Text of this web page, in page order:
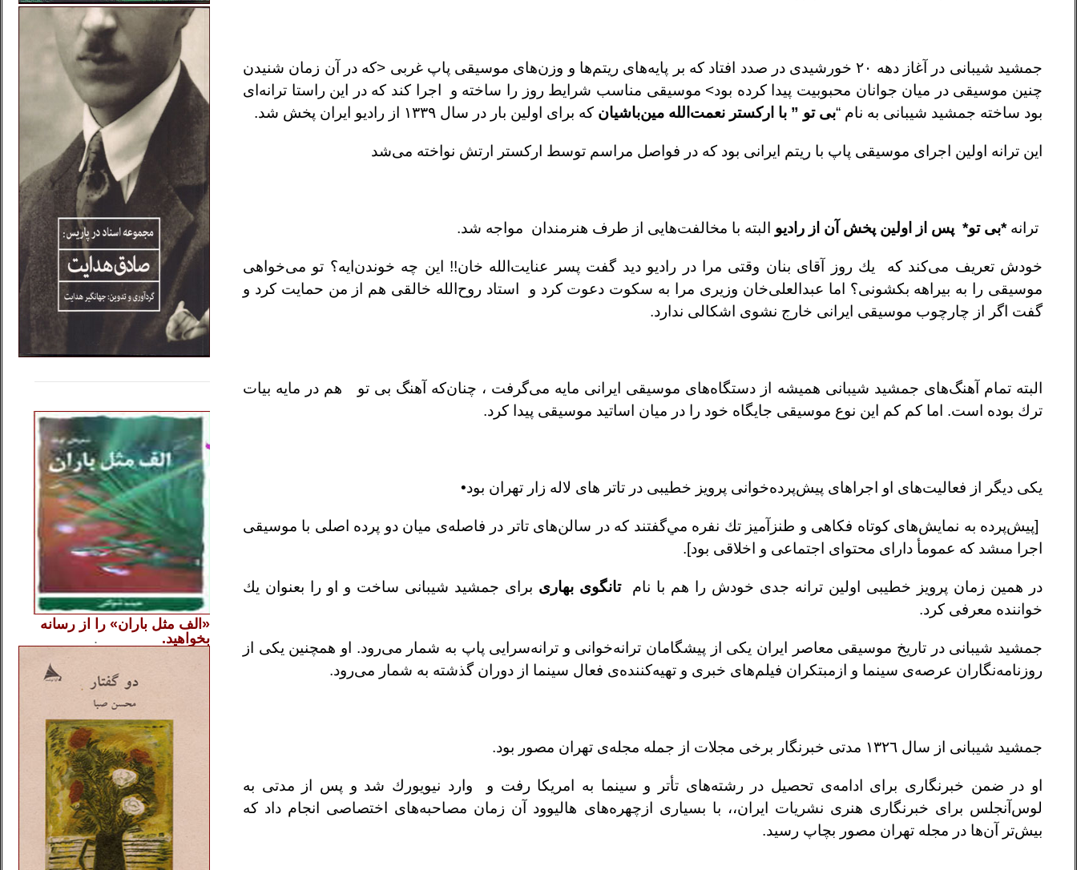
جمشيد شيبانى در آغاز دهه ٢٠ خورشيدى در صدد افتاد كه بر پايه‌هاى ريتم‌ها و وزن‌هاى موسيقى پاپ غربى <كه در آن زمان شنيدن
چنين موسيقى در ميان جوانان محبوبيت پيدا كرده بود> موسيقى مناسب شرايط روز را ساخته و اجرا كند كه در اين راستا ترانه‌اى
بود ساخته جمشيد شيبانى به نام “بى تو ” با اركستر نعمت‌الله مين‌باشيان كه براى اولين بار در سال ١٣٣٩ از راديو ايران پخش شد.
اين ترانه اولين اجراى موسيقى پاپ با ريتم ايرانى بود كه در فواصل مراسم توسط اركستر ارتش نواخته مى‌شد
ترانه*بى تو* پس از اولين پخش آن از راديو البته با مخالفت‌هايى از طرف هنرمندان مواجه شد.
خودش تعريف مى‌كند كه يك روز آقاى بنان وقتى مرا در راديو ديد گفت پسر عنايت‌الله خان!! اين چه خوندن‌ايه؟ تو مى‌خواهى
موسيقى را به بيراهه بكشونى؟ اما عبدالعلى‌خان وزيرى مرا به سكوت دعوت كرد و استاد روح‌الله خالقى هم از من حمايت كرد و
گفت اگر از چارچوب موسيقى ايرانی خارج نشوى اشكالى ندارد.
البته تمام آهنگ‌هاى جمشيد شيبانى هميشه از دستگاه‌هاى موسيقى ايرانى مايه مى‌گرفت ، چنان‌كه آهنگ بى تو هم در مايه بيات
ترك بوده است. اما كم كم اين نوع موسيقى جايگاه خود را در ميان اساتيد موسيقى پيدا كرد.
يكى ديگر از فعاليت‌هاى او اجراهاى پيش‌پرده‌خوانى پرويز خطيبى در تاتر هاى لاله زار تهران بود•
[پيش‌پرده به نمايش‌هاى كوتاه فكاهى و طنزآميز تك نفره مي‌گفتند كه در سالن‌هاى تاتر در فاصله‌ى ميان دو پرده اصلى با موسيقى
اجرا مىشد كه عمومأ داراى محتواى اجتماعى و اخلاقى بود].
در همين زمان پرويز خطيبى اولين ترانه جدى خودش را هم با نامتانگوى بهارى براى جمشيد شيبانى ساخت و او را بعنوان يك
خواننده معرفى كرد.
جمشيد شيبانى در تاريخ موسيقى معاصر ايران يكى از پيشگامان ترانه‌خوانى و ترانه‌سرايى پاپ به شمار مى‌رود. او همچنين يكى از
روزنامه‌نگاران عرصه‌ى سينما و ازمبتكران فيلم‌هاى خبرى و تهيه‌كننده‌ى فعال سينما از دوران گذشته به شمار مى‌رود.
جمشيد شيبانى از سال ١٣٢٦ مدتى خبرنگار برخى مجلات از جمله مجله‌ى تهران مصور بود.
او در ضمن خبرنگارى براى ادامه‌ى تحصيل در رشته‌هاى تأتر و سينما به امريكا رفت و وارد نيويورك شد و پس از مدتى به
لوس‌آنجلس براى خبرنگارى هنرى نشريات ايران،، با بسيارى ازچهره‌هاى هاليوود آن زمان مصاحبه‌هاى اختصاصى انجام داد كه
بيش‌تر آن‌ها در مجله تهران مصور بچاپ رسيد.
«الف مثل باران» را از رسانه
بخواهید.
.